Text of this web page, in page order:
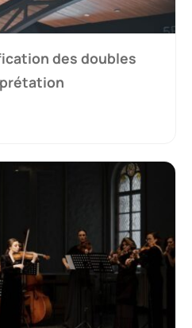
des doubles